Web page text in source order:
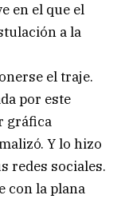
en el que el
a la
el traje.
por este
gráfica
Y lo hizo
redes sociales.
con la plana